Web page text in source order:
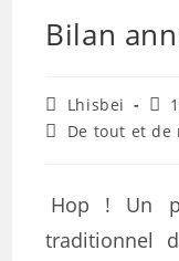
Bilan
Lhisbei
De tout et de
Hop ! Un
traditionnel